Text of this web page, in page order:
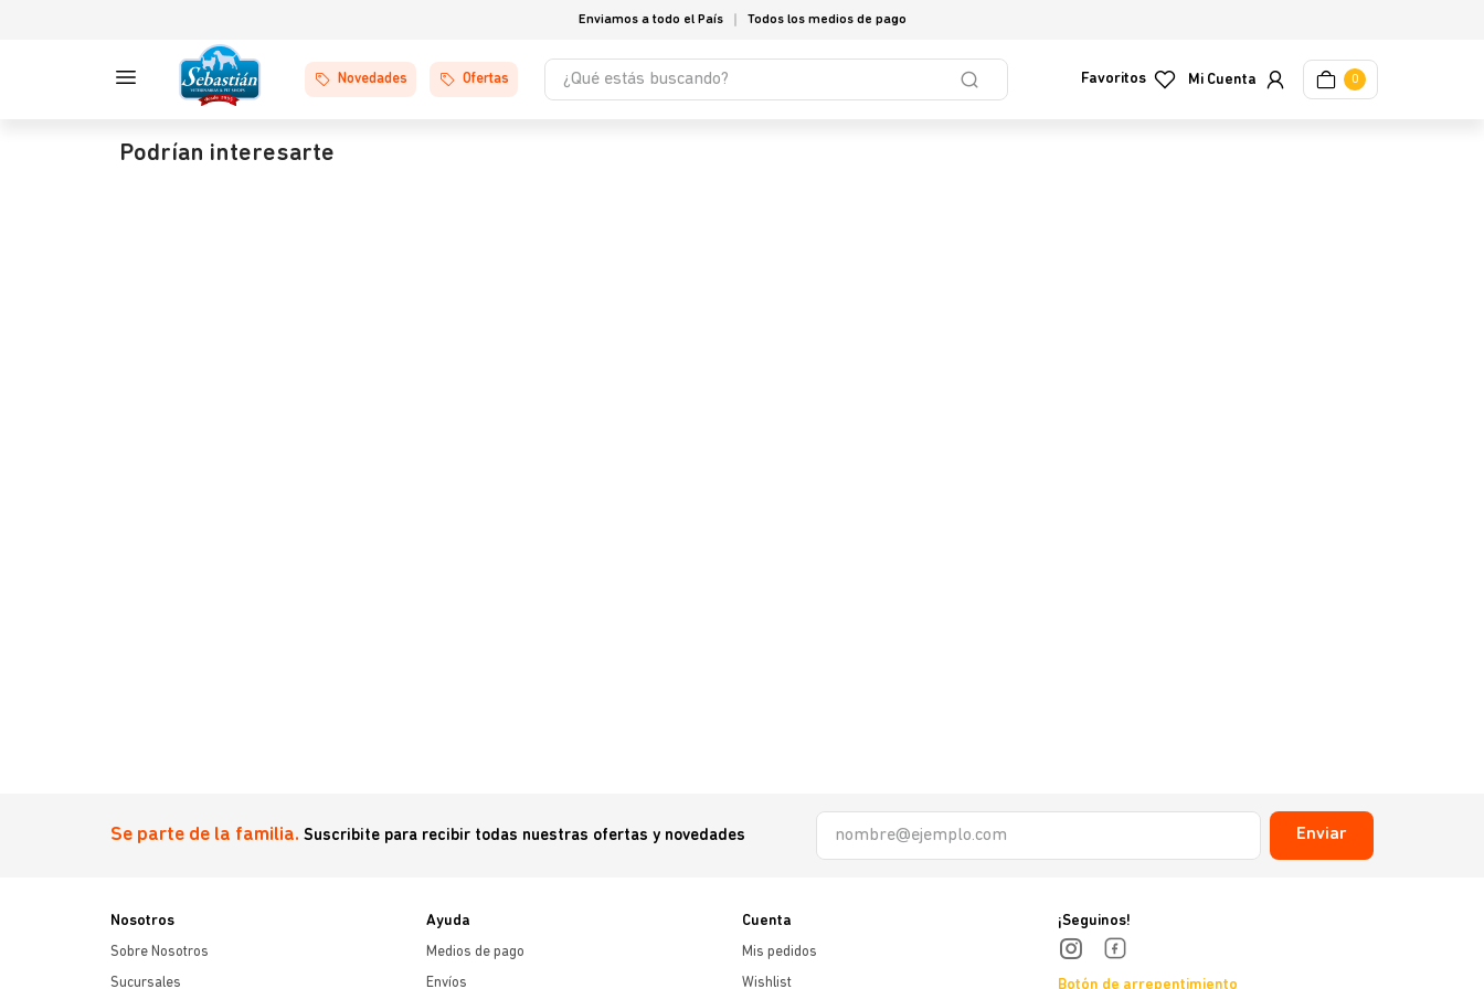
Enviamos a todo el País Todos los medios de pago
Novedades Ofertas
¿Qué estás buscando?
Favoritos 0
Podrían interesarte
Se parte de la familia. Suscribite para recibir todas nuestras ofertas y novedades Enviar
Nosotros
Sobre Nosotros
Sucursales
Ayuda
Medios de pago
Envíos
Cuenta
Mis pedidos
Wishlist
¡Seguinos!
Botón de arrepentimiento